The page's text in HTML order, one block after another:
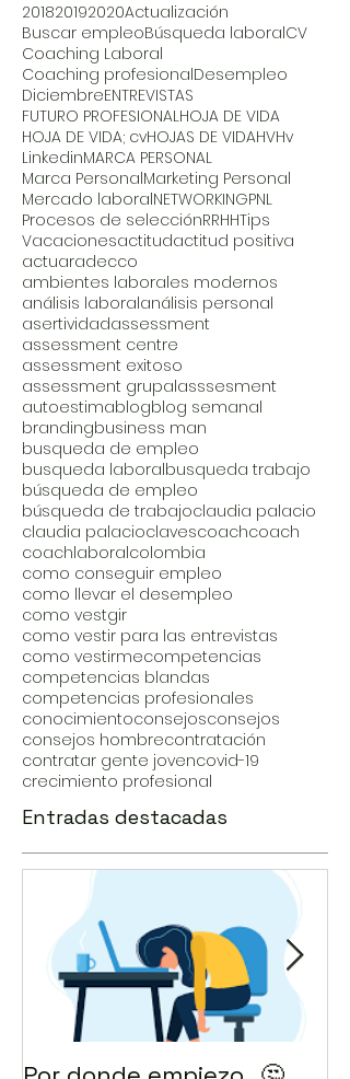
201820192020Actualización
Buscar empleoBúsqueda laboralCV
Coaching Laboral
Coaching profesionalDesempleo
DiciembreENTREVISTAS
FUTURO PROFESIONALHOJA DE VIDA
HOJA DE VIDA; cvHOJAS DE VIDAHVHv
LinkedinMARCA PERSONAL
Marca PersonalMarketing Personal
Mercado laboralNETWORKINGPNL
Procesos de selecciónRRHHTips
Vacacionesactitudactitud positiva
actuaradecco
ambientes laborales modernos
análisis laboralanálisis personal
asertividadassessment
assessment centre
assessment exitoso
assessment grupalasssesment
autoestimablogblog semanal
brandingbusiness man
busqueda de empleo
busqueda laboralbusqueda trabajo
búsqueda de empleo
búsqueda de trabajoclaudia palacio
claudia palacioclavescoachcoach
coachlaboralcolombia
como conseguir empleo
como llevar el desempleo
como vestgir
como vestir para las entrevistas
como vestirmecompetencias
competencias blandas
competencias profesionales
conocimientoconsejosconsejos
consejos hombrecontratación
contratar gente jovencovid-19
crecimiento profesional
Entradas destacadas